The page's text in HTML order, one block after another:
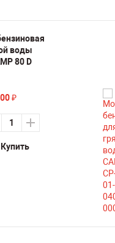
воды
80 D
₽
Купить